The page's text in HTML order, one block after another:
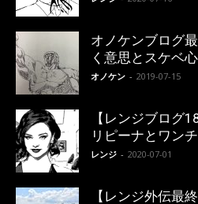
オノケンブログ
く意思とスケベ心
オノケン - 2019-07-15
【レンジブログ
リピーナとワン
レンジ - 2020-07-01
【レンジ外伝最